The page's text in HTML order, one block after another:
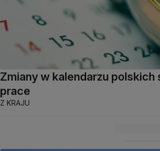
Zmiany w kalendarzu polskich
prace
Z KRAJU